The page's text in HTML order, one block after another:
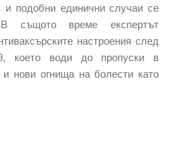
и подобни единични случаи се
В същото време експертът
настроения след
което води до пропуски в
и нови огнища на болести като